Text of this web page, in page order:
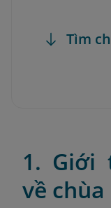
Tìm
1. Giới
về